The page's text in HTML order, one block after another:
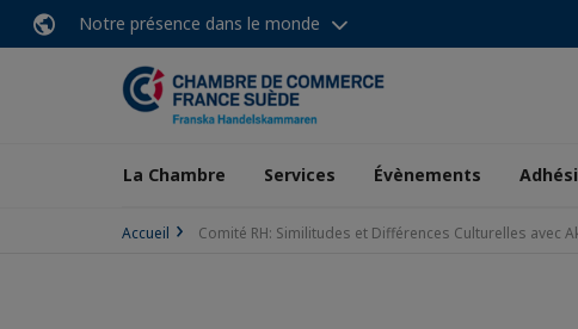
Notre présence dans le monde
La Chambre Services Évènements
Accueil Comité RH: Similitudes et Différences Culturelles avec